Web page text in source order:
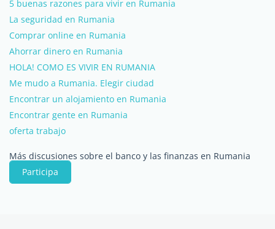
5 buenas razones para vivir en Rumania
La seguridad en Rumania
Comprar online en Rumania
Ahorrar dinero en Rumania
HOLA! COMO ES VIVIR EN RUMANIA
Me mudo a Rumania. Elegir ciudad
Encontrar un alojamiento en Rumania
Encontrar gente en Rumania
oferta trabajo
Más discusiones sobre el banco y las finanzas en Rumania
Participa